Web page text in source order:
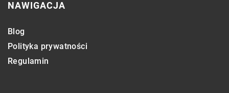
NAWIGACJA
Blog
Polityka prywatności
Regulamin